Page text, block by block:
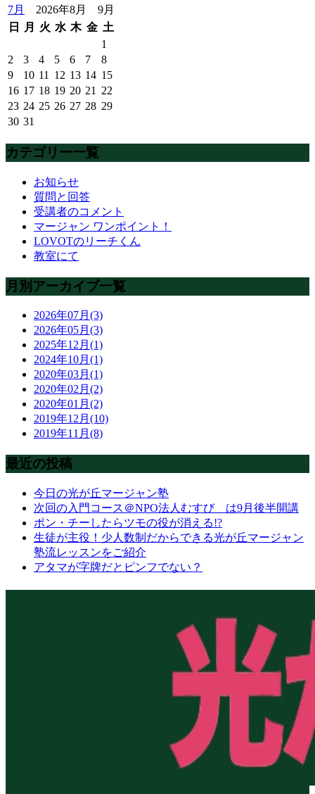
7月
2026年8月 9月
日
月 火 水 木 金 土
1
2
3 4 5 6 7
8
9
10 11 12 13 14 15
16 17 18 19 20 21 22
23 24 25 26 27 28 29
30 31
カテゴリー一覧
お知らせ
質問と回答
受講者のコメント
マージャン ワンポイント！
LOVOTのリーチくん
教室にて
月別アーカイブ一覧
2026年07月(3)
2026年05月(3)
2025年12月(1)
2024年10月(1)
2020年03月(1)
2020年02月(2)
2020年01月(2)
2019年12月(10)
2019年11月(8)
最近の投稿
今日の光が丘マージャン塾
次回の入門コース＠NPO法人むすび は9月後半開講
ポン・チーしたらツモの役が消える!?
生徒が主役！少人数制だからできる光が丘マージャン
塾流レッスンをご紹介
アタマが字牌だとピンフでない？